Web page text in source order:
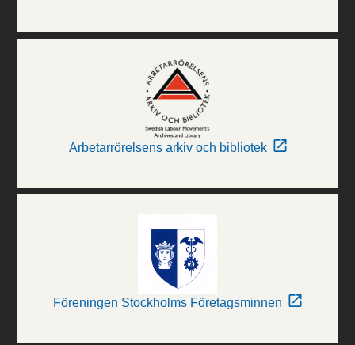
Arbetarrörelsens arkiv och bibliotek
Föreningen Stockholms Företagsminnen